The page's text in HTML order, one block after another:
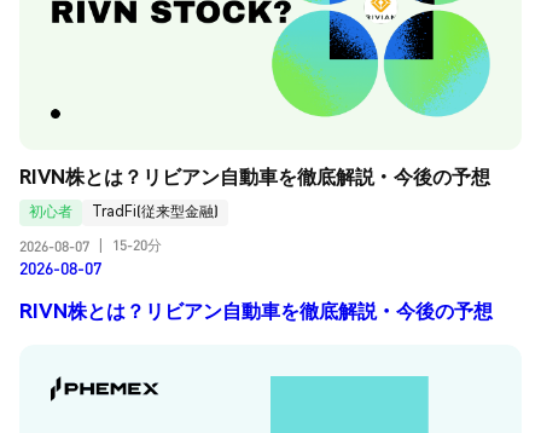
RIVN株とは？リビアン自動車を徹底解説・今後の予想
初心者
TradFi(従来型金融)
2026-08-07
15-20分
2026-08-07
RIVN株とは？リビアン自動車を徹底解説・今後の予想